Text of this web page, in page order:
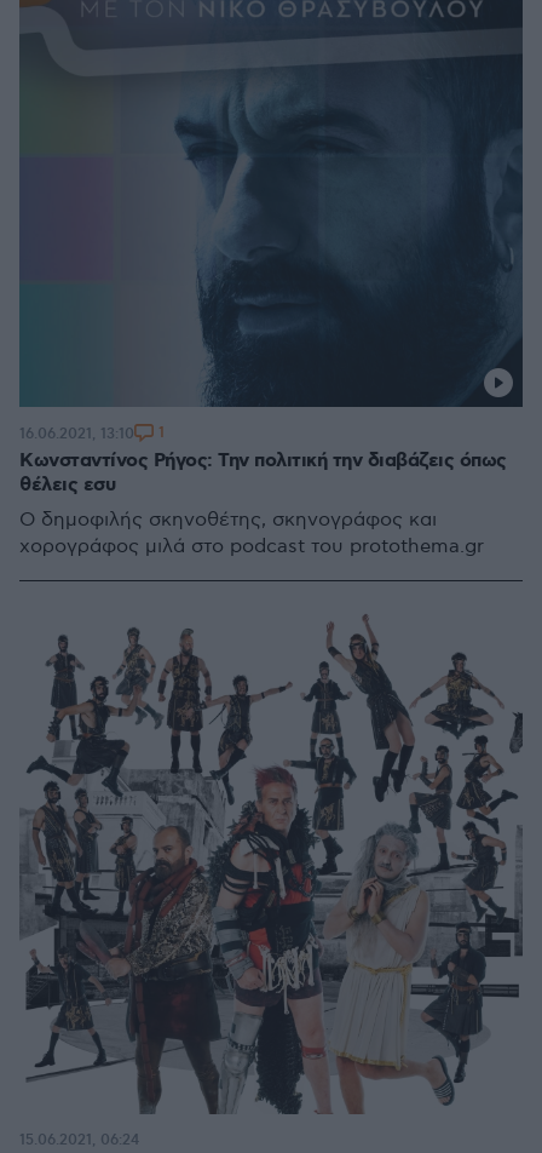
Κωνσταντίνος Ρήγος: Την πολιτική την διαβάζεις όπως
θέλεις εσυ
Ο δημοφιλής σκηνοθέτης, σκηνογράφος και
χορογράφος μιλά στο podcast του protothema.gr
16.06.2021, 13:10 1
15.06.2021, 06:24